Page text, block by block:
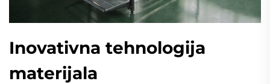
Inovativna tehnologija
materijala